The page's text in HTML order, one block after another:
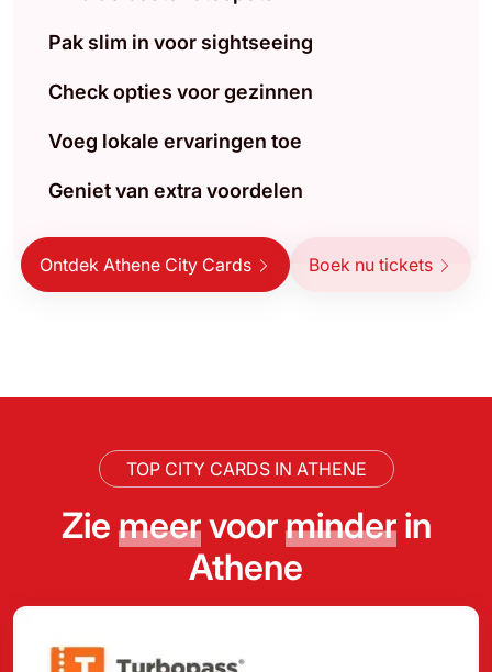
Pak slim in voor sightseeing
Check opties voor gezinnen
Voeg lokale ervaringen toe
Geniet van extra voordelen
Ontdek Athene City Cards Boek nu tickets
TOP CITY CARDS IN ATHENE
Zie meervoorminderin
Athene